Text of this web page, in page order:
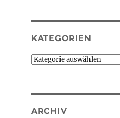
KATEGORIEN
Kategorien
ARCHIV